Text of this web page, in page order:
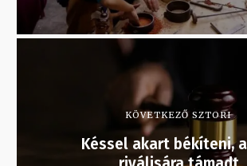
KÖVETKEZŐ SZTORI
Késsel akart békíteni,